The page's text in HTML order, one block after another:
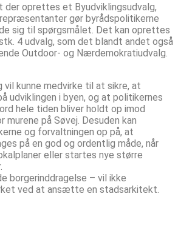
der oprettes et Byudviklingsudvalg,
gør byrådspolitikerne
sig til spørgsmålet. Det kan oprettes
4 udvalg, som det blandt andet også
Outdoor- og Nærdemokratiudvalg.
vil kunne medvirke til at sikre, at
udviklingen i byen, og at politikernes
hele tiden bliver holdt op imod
murene på Søvej. Desuden kan
og forvaltningen op på, at
på en god og ordentlig måde, når
eller startes nye større
borgerinddragelse – vil ikke
ved at ansætte en stadsarkitekt.